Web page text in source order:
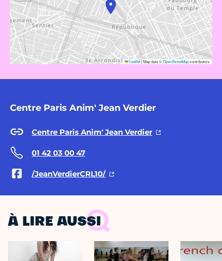
Leaflet|Map data ©OpenStreetMapcontributors
Centre Paris Anim' Jean Verdier
Centre Paris Anim' Jean Verdier
01 42 03 00 47
/JeanVerdierCRL10/
À LIRE AUSSI